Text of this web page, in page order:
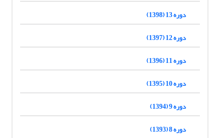
دوره 13 (1398)
دوره 12 (1397)
دوره 11 (1396)
دوره 10 (1395)
دوره 9 (1394)
دوره 8 (1393)